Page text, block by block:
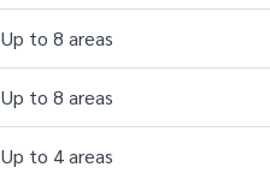
Up to 8 areas
Up to 8 areas
Up to 4 areas